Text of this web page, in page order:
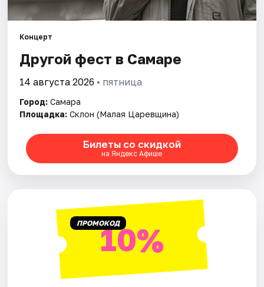
Площадки
Артисты
Рейтинги
Концерт
Другой фест в Самаре
14 августа 2026 • пятница
Город: Самара
Площадка: Склон (Малая Царевщина)
Билеты со скидкой
на Яндекс Афише
ПРОМОКОД10%